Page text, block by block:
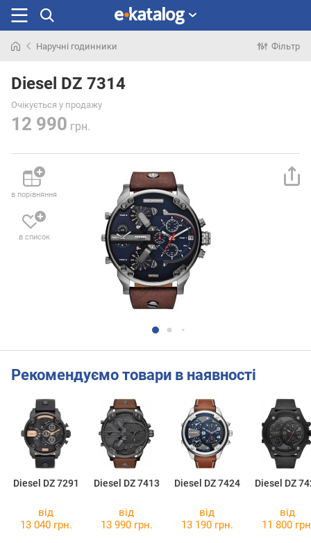
раніше
Наручні годинники Фільтр
Diesel DZ 7314
Очікується у продажу
12 990 грн.
в порівняння
в список
Рекомендуємо товари в наявності
Diesel DZ 7291 Diesel DZ 7413 Diesel DZ 7424 Diesel DZ
від
13 040 грн.
від
13 990 грн.
від
13 190 грн.
від
11 800